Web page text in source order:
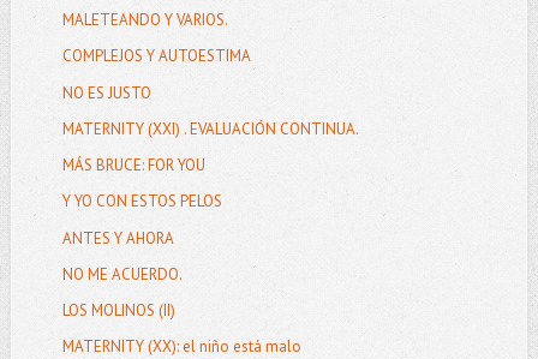
MALETEANDO Y VARIOS.
COMPLEJOS Y AUTOESTIMA
NO ES JUSTO
MATERNITY (XXI) . EVALUACIÓN CONTINUA.
MÁS BRUCE: FOR YOU
Y YO CON ESTOS PELOS
ANTES Y AHORA
NO ME ACUERDO.
LOS MOLINOS (II)
MATERNITY (XX): el niño está malo